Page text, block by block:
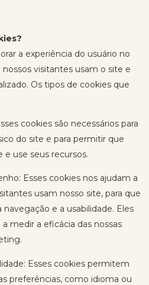
a experiência do usuário no
visitantes usam o site e
Os tipos de cookies que
cookies são necessários para
do site e para permitir que
use seus recursos.
Esses cookies nos ajudam a
usam nosso site, para que
e a usabilidade. Eles
medir a eficácia das nossas
Esses cookies permitem
preferências, como idioma ou